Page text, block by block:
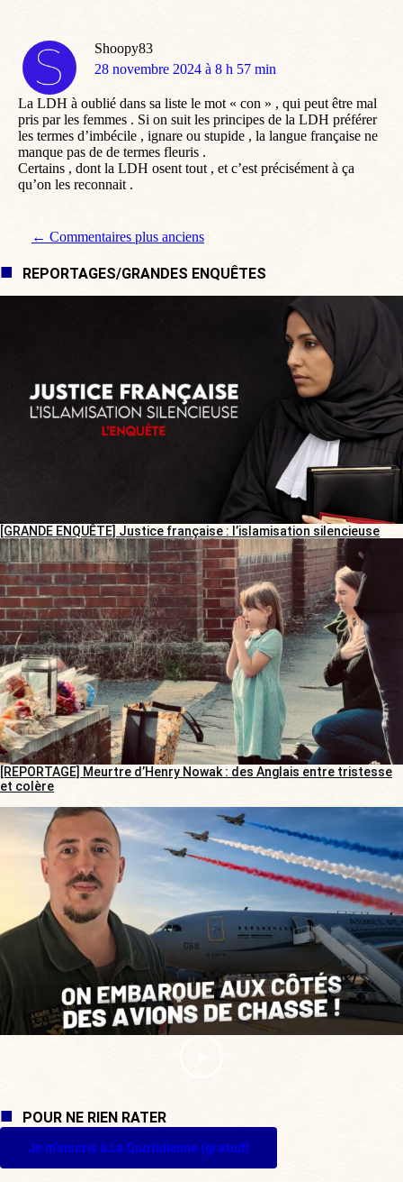
Shoopy83
dit
28 novembre 2024 à 8 h 57 min
La LDH à oublié dans sa liste le mot « con » , qui peut être mal
pris par les femmes . Si on suit les principes de la LDH préférer
les termes d’imbécile , ignare ou stupide , la langue française ne
manque pas de de termes fleuris .
Certains , dont la LDH osent tout , et c’est précisément à ça
qu’on les reconnait .
Navigation de commentaire
← Commentaires plus anciens
REPORTAGES/GRANDES ENQUÊTES
[GRANDE ENQUÊTE] Justice française : l’islamisation silencieuse
[REPORTAGE] Meurtre d’Henry Nowak : des Anglais entre tristesse
et colère
POUR NE RIEN RATER
Je m'inscris à La Quotidienne (gratuit)